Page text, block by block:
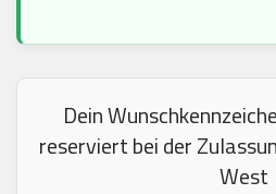
Dein
reserviert bei der
West